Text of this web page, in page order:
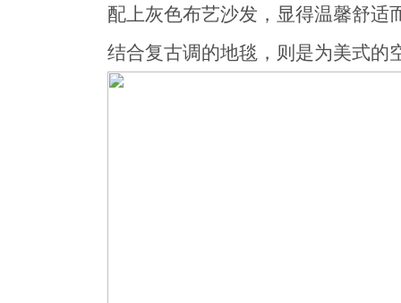
配上灰色布艺沙发，显得温馨舒适
结合复古调的地毯，则是为美式的